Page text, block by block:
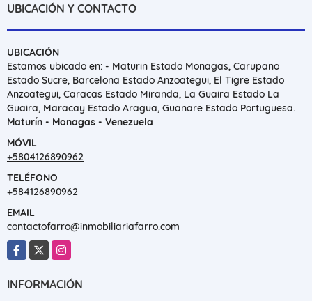
UBICACIÓN Y CONTACTO
UBICACIÓN
Estamos ubicado en: - Maturin Estado Monagas, Carupano
Estado Sucre, Barcelona Estado Anzoategui, El Tigre Estado
Anzoategui, Caracas Estado Miranda, La Guaira Estado La
Guaira, Maracay Estado Aragua, Guanare Estado Portuguesa.
Maturín - Monagas - Venezuela
MÓVIL
+5804126890962
TELÉFONO
+584126890962
EMAIL
contactofarro@inmobiliariafarro.com
Facebook
X Instagram
INFORMACIÓN